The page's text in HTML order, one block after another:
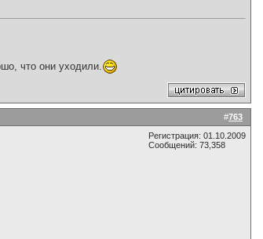
что они уходили.
#763
Регистрация: 01.10.2009
Сообщений: 73,358